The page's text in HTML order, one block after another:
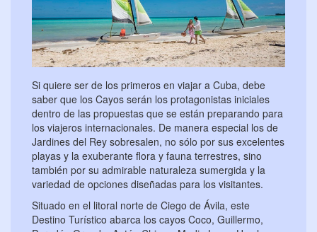
Si quiere ser de los primeros en viajar a Cuba, debe
saber que los Cayos serán los protagonistas iniciales
dentro de las propuestas que se están preparando para
los viajeros internacionales. De manera especial los de
Jardines del Rey sobresalen, no sólo por sus excelentes
playas y la exuberante flora y fauna terrestres, sino
también por su admirable naturaleza sumergida y la
variedad de opciones diseñadas para los visitantes.
Situado en el litoral norte de Ciego de Ávila, este
Destino Turístico abarca los cayos Coco, Guillermo,